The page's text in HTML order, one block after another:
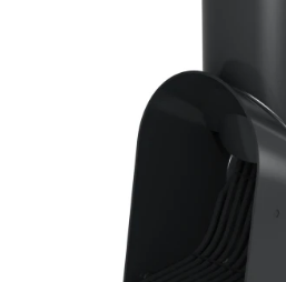
Våre leverandører
Kunngjøringer!